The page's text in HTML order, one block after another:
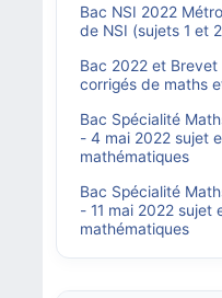
Bac NSI 2022
de NSI (sujets 1 et
Bac 2022 et
corrigés de maths
Bac Spécialité
- 4 mai 2022 sujet
mathématiques
Bac Spécialité
- 11 mai 2022 sujet
mathématiques